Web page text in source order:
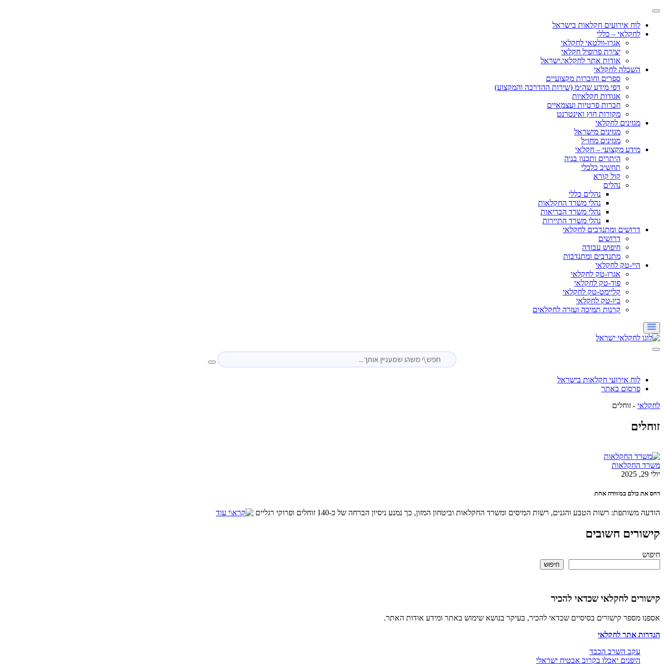
לוח אירועים חקלאות בישראל
לחקלאי – כללי
אגרו-וולטאי לחקלאי
יצירת פרופיל חקלאי
אודות אתר לחקלאי.ישראל
השכלה לחקלאי
ספרים וחוברות מקצועיים
דפי מידע שה״מ (שירות ההדרכה והמקצוע)
אגודות חקלאיות
חברות פרטיות ועצמאיים
מקורות חוץ ואינטרנט
מגזינים לחקלאי
מגזינים מישראל
מגזינים מחו״ל
מידע מקצועי – חקלאי
היתרים ותכנון בניה
תחשיב כלכלי
קול קורא
נהלים
נהלים כללי
נהלי משרד החקלאות
נהלי משרד הבריאות
נהלי משרד התיירות
דרושים ומתנדבים לחקלאי
דרושים
חיפוש עבודה
מתנדבים ומתנדבות
היי-טק לחקלאי
אגרו-טק לחקלאי
פוד-טק לחקלאי
קליימט-טק לחקלאי
ביו-טק לחקלאי
קרנות תמיכה ועזרה לחקלאים
לוח אירועי חקלאות בישראל
פרסום באתר
לחקלאי - זוחלים
זוחלים
משרד החקלאות
יולי 29, 2025
דחס את כולם במזוודה אחת
הודעה משותפת: רשות הטבע והגנים, רשות המיסים ומשרד החקלאות וביטחון המזון, כך נמנע ניסיון הברחה של כ-140 זוחלים ופרוקי רגליים
קישורים חשובים
חיפוש
חיפוש
קישורים לחקלאי שכדאי להכיר
אספנו מספר קישורים בסיסיים שכדאי להכיר, בעיקר בנושא שימוש באתר ומידע אודות האתר.
הגדרות אתר לחקלאי
עקב השרב הכבד
היפנים יאכלו בקרוב אבטיח ישראלי